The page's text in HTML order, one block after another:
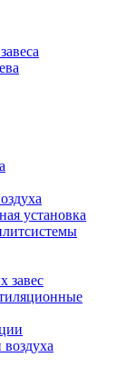
установка
завес